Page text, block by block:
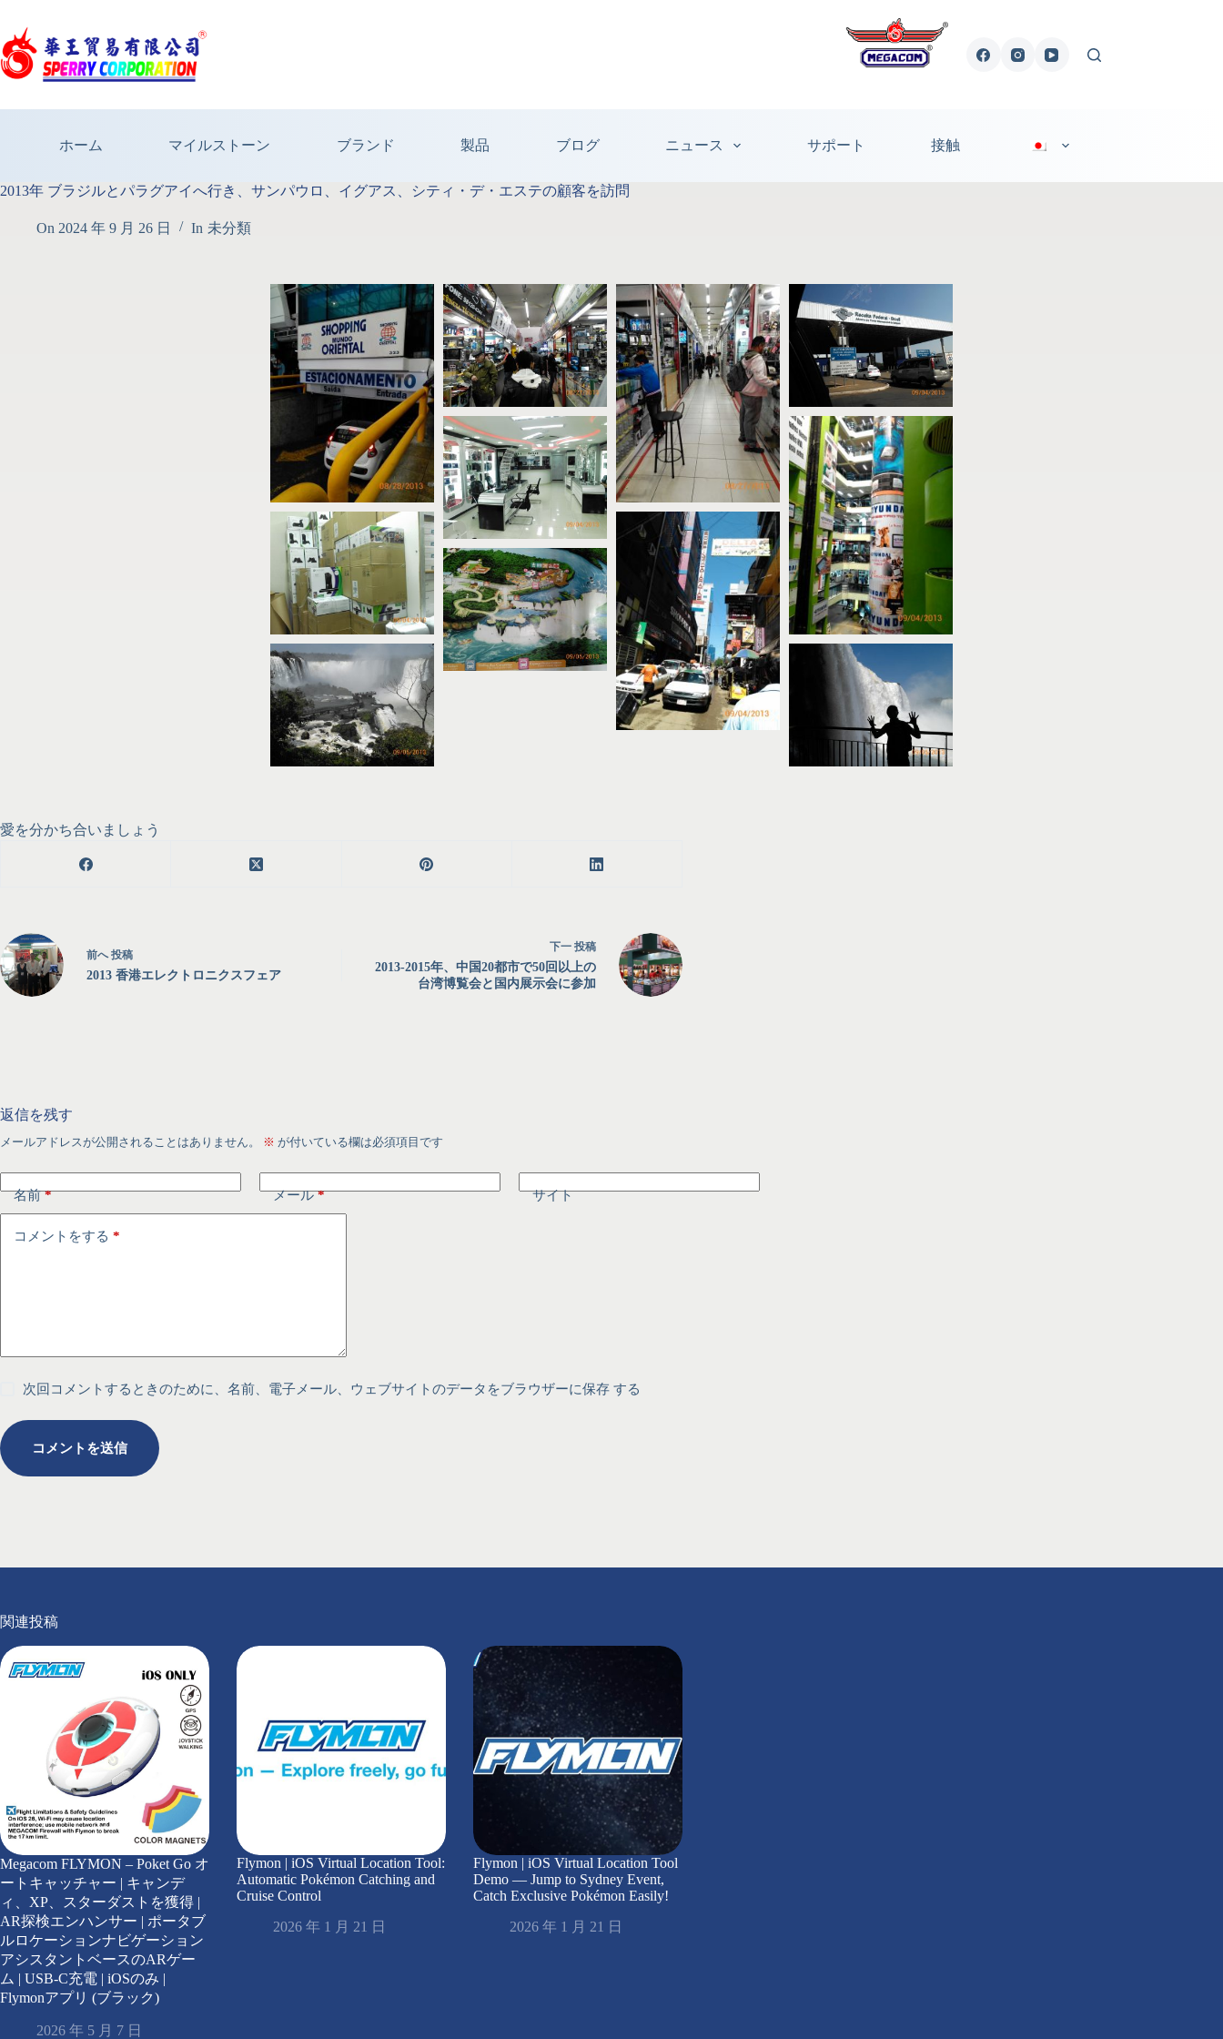
ホーム マイルストーン ブランド 製品 ブログ ニュース サポート 接触
2013年 ブラジルとパラグアイへ行き、サンパウロ、イグアス、シティ・デ・エステの顧客を訪問
On 2024 年 9 月 26 日 In 未分類
愛を分かち合いましょう
前へ投稿
2013 香港エレクトロニクスフェア
下一 投稿
2013-2015年、中国20都市で50回以上の
台湾博覧会と国内展示会に参加
返信を残す
メールアドレスが公開されることはありません。 ※ が付いている欄は必須項目です
名前* メール* サイト
コメントをする *
次回コメントするときのために、名前、電子メール、ウェブサイトのデータをブラウザーに保存 する
コメントを送信
関連投稿
Megacom FLYMON – Poket Go オ
ートキャッチャー | キャンデ
ィ、XP、スターダストを獲得 |
AR探検エンハンサー | ポータブ
ルロケーションナビゲーション
アシスタントベースのARゲー
ム | USB-C充電 | iOSのみ |
Flymonアプリ (ブラック)
2026 年 5 月 7 日
Flymon | iOS Virtual Location Tool:
Automatic Pokémon Catching and
Cruise Control
2026 年 1 月 21 日
Flymon | iOS Virtual Location Tool
Demo — Jump to Sydney Event,
Catch Exclusive Pokémon Easily!
2026 年 1 月 21 日